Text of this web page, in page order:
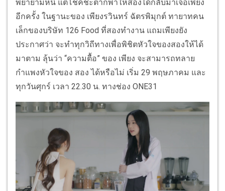
พยายามหนี แต่โชคชะตาก็พาให้สองได้กลับมาเจอเพียง
อีกครั้ง ในฐานะของ เพียงรวินทร์ ฉัตรพิมุกต์ ทายาทคน
เล็กของบริษัท 126 Food ที่สองทำงาน แถมเพียงยัง
ประกาศว่า จะทำทุกวิถีทางเพื่อพิชิตหัวใจของสองให้ได้
มาตาม ลุ้นว่า “ความตื้อ” ของ เพียง จะสามารถทลาย
กำแพงหัวใจของ สอง ได้หรือไม่ เริ่ม 29 พฤษภาคม และ
ทุกวันศุกร์ เวลา 22.30 น. ทางช่อง ONE31